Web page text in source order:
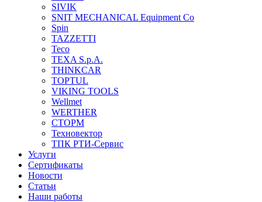
SIVIK
SNIT MECHANICAL Equipment Co
Spin
TAZZETTI
Teco
TEXA S.p.A.
THINKCAR
TOPTUL
VIKING TOOLS
Wellmet
WERTHER
СТОРМ
Техновектор
ТПК РТИ-Сервис
Услуги
Сертификаты
Новости
Статьи
Наши работы